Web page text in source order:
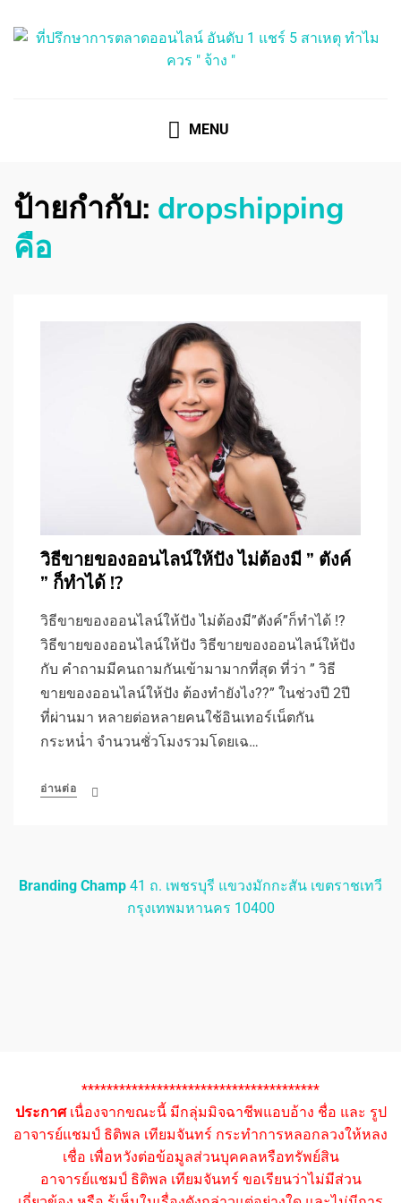
MENU
ป้ายกำกับ: dropshipping
คือ
วิธีขายของออนไลน์ให้ปัง ไม่ต้องมี ” ตังค์
” ก็ทำได้ !?
วิธีขายของออนไลน์ให้ปัง ไม่ต้องมี”ตังค์”ก็ทำได้ !?
วิธีขายของออนไลน์ให้ปัง วิธีขายของออนไลน์ให้ปัง
กับ คำถามมีคนถามกันเข้ามามากที่สุด ที่ว่า ” วิธี
ขายของออนไลน์ให้ปัง ต้องทำยังไง??” ในช่วงปี 2ปี
ที่ผ่านมา หลายต่อหลายคนใช้อินเทอร์เน็ตกัน
กระหน่ำ จำนวนชั่วโมงรวมโดยเฉ…
อ่านต่อ
Branding Champ 41 ถ. เพชรบุรี แขวงมักกะสัน เขตราชเทวี
กรุงเทพมหานคร 10400
**************************************
ประกาศเนื่องจากขณะนี้ มีกลุ่มมิจฉาชีพแอบอ้าง ชื่อ และ รูป
อาจารย์แชมป์ ธิติพล เทียมจันทร์ กระทำการหลอกลวงให้หลง
เชื่อ เพื่อหวังต่อข้อมูลส่วนบุคคลหรือทรัพย์สิน
อาจารย์แชมป์ ธิติพล เทียมจันทร์ ขอเรียนว่าไม่มีส่วน